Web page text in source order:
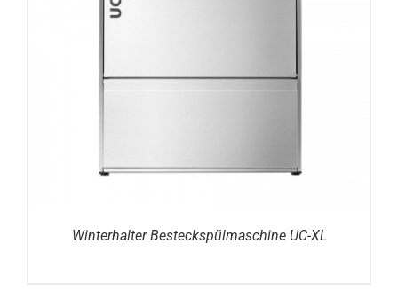
Winterhalter Besteckspülmaschine UC-XL